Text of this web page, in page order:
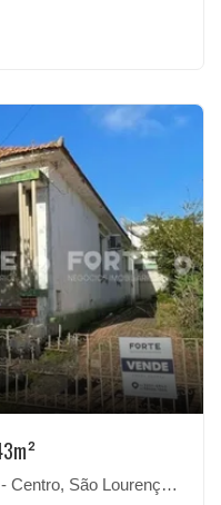
São Lourenço do Sul-RS